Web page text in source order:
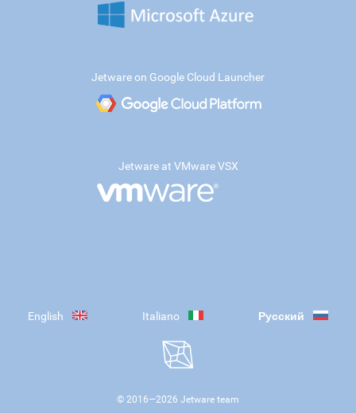
Jetware on Google Cloud Launcher
Jetware at VMware VSX
English Italiano Русский
© 2016—2026 Jetware team